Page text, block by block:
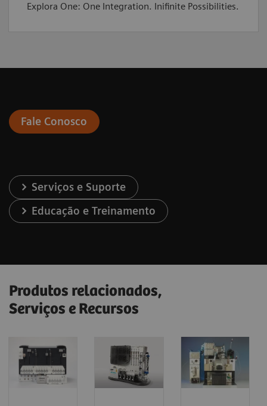
Explora One: One Integration. Inifinite Possibilities.
Fale Conosco
Serviços e Suporte
Educação e Treinamento
Produtos relacionados,
Serviços e Recursos